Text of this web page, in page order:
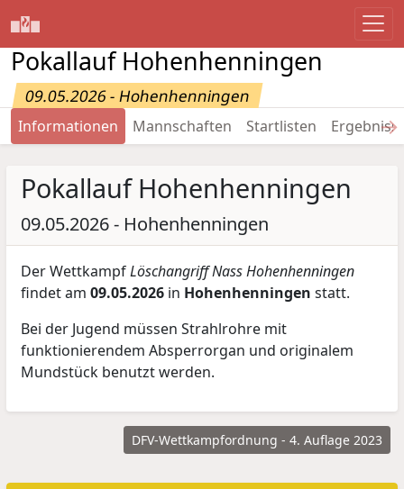
Pokallauf Hohenhenningen
09.05.2026 - Hohenhenningen
Informationen Mannschaften Startlisten →
Pokallauf Hohenhenningen
09.05.2026 - Hohenhenningen
Der WettkampfLöschangriff Nass Hohenhenningen
findet am09.05.2026 in Hohenhenningen statt.
Bei der Jugend müssen Strahlrohre mit
funktionierendem Absperrorgan und originalem
Mundstück benutzt werden.
DFV-Wettkampfordnung - 4. Auflage 2023